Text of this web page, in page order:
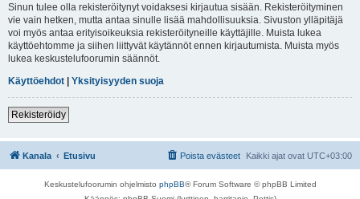
Sinun tulee olla rekisteröitynyt voidaksesi kirjautua sisään. Rekisteröityminen
vie vain hetken, mutta antaa sinulle lisää mahdollisuuksia. Sivuston ylläpitäjä
voi myös antaa erityisoikeuksia rekisteröityneille käyttäjille. Muista lukea
käyttöehtomme ja siihen liittyvät käytännöt ennen kirjautumista. Muista myös
lukea keskustelufoorumin säännöt.
Käyttöehdot | Yksityisyyden suoja
Rekisteröidy
Kanala Etusivu Kaikki ajat ovat UTC+03:00
Poista evästeet
Keskustelufoorumin ohjelmisto phpBB® Forum Software © phpBB Limited